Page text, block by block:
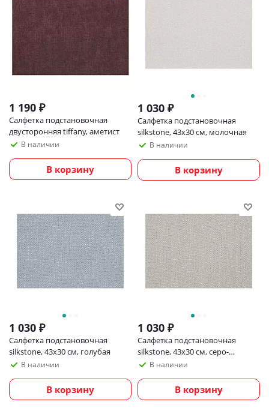
1 190 ₽
Салфетка подстановочная
двусторонняя tiffany, аметист
В наличии
В корзину
1 030 ₽
Салфетка подстановочная
silkstone, 43х30 см, молочная
В наличии
В корзину
1 030 ₽
Салфетка подстановочная
silkstone, 43х30 см, голубая
В наличии
В корзину
1 030 ₽
Салфетка подстановочная
silkstone, 43х30 см, серо-
коричневая
В наличии
В корзину